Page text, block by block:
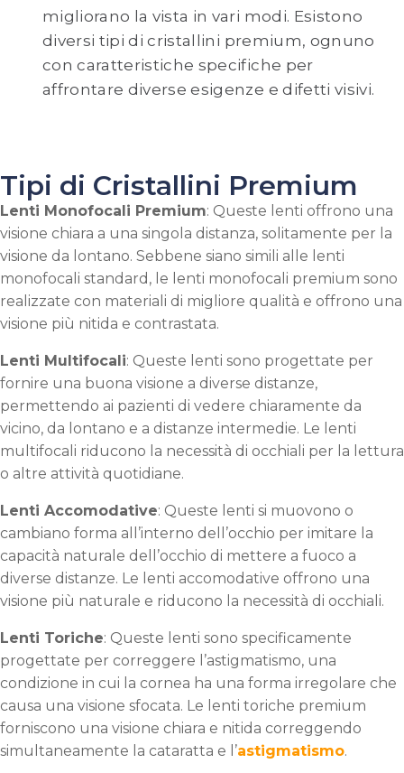
migliorano la vista in vari modi. Esistono
diversi tipi di cristallini premium, ognuno
con caratteristiche specifiche per
affrontare diverse esigenze e difetti visivi.
Tipi di Cristallini Premium
Lenti Monofocali Premium: Queste lenti offrono una
visione chiara a una singola distanza, solitamente per la
visione da lontano. Sebbene siano simili alle lenti
monofocali standard, le lenti monofocali premium sono
realizzate con materiali di migliore qualità e offrono una
visione più nitida e contrastata.
Lenti Multifocali: Queste lenti sono progettate per
fornire una buona visione a diverse distanze,
permettendo ai pazienti di vedere chiaramente da
vicino, da lontano e a distanze intermedie. Le lenti
multifocali riducono la necessità di occhiali per la lettura
o altre attività quotidiane.
Lenti Accomodative: Queste lenti si muovono o
cambiano forma all’interno dell’occhio per imitare la
capacità naturale dell’occhio di mettere a fuoco a
diverse distanze. Le lenti accomodative offrono una
visione più naturale e riducono la necessità di occhiali.
Lenti Toriche: Queste lenti sono specificamente
progettate per correggere l’astigmatismo, una
condizione in cui la cornea ha una forma irregolare che
causa una visione sfocata. Le lenti toriche premium
forniscono una visione chiara e nitida correggendo
simultaneamente la cataratta e l’astigmatismo.